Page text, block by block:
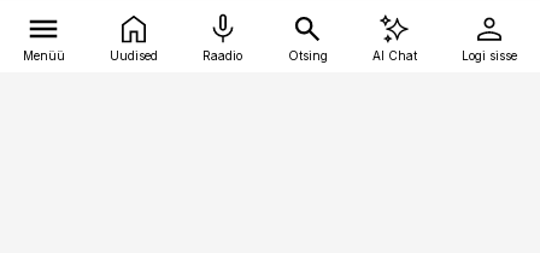
Menüü Uudised Raadio Otsing AI Chat Logi sisse